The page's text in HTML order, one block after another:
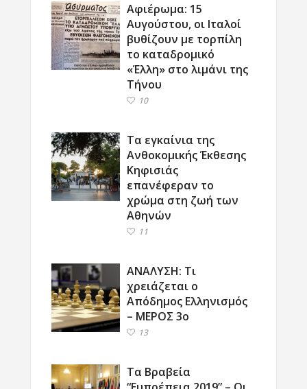
Αφιέρωμα: 15
Αυγούστου, οι Ιταλοί
βυθίζουν με τορπίλη
το καταδρομικό
«Έλλη» στο λιμάνι της
Τήνου
10
Τα εγκαίνια της
Ανθοκομικής Έκθεσης
Κηφισιάς
επανέφεραν το
χρώμα στη ζωή των
Αθηνών
11
ΑΝΑΛΥΣΗ: Τι
χρειάζεται ο
Απόδημος Ελληνισμός
– ΜΕΡΟΣ 3ο
13
Τα Βραβεία